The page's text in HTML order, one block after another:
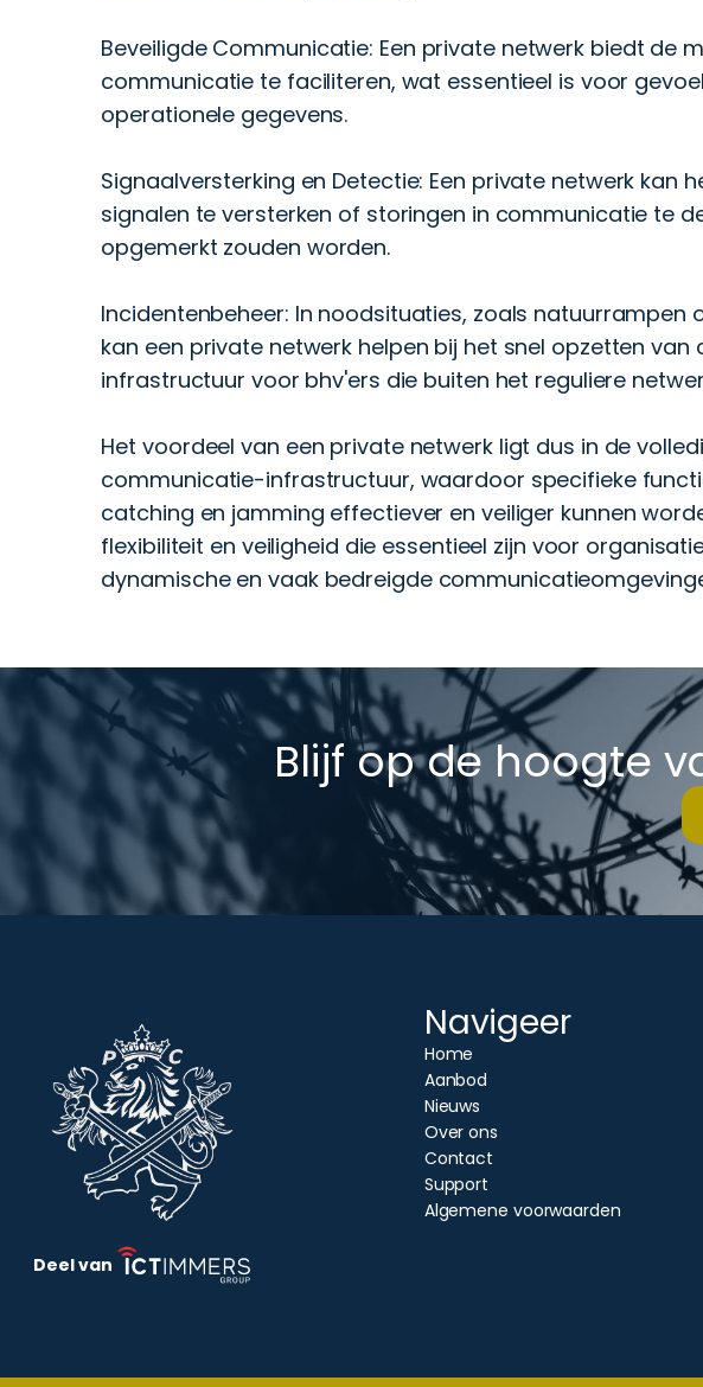
Beveiligde Communicatie: Een private netwerk biedt de
communicatie te faciliteren, wat essentieel is voor
operationele gegevens.
Signaalversterking en Detectie: Een private netwerk kan
signalen te versterken of storingen in communicatie te
opgemerkt zouden worden.
Incidentenbeheer: In noodsituaties, zoals natuurrampen
kan een private netwerk helpen bij het snel opzetten
infrastructuur voor bhv'ers die buiten het reguliere
Het voordeel van een private netwerk ligt dus in de
communicatie-infrastructuur, waardoor specifieke
catching en jamming effectiever en veiliger kunnen
flexibiliteit en veiligheid die essentieel zijn voor
dynamische en vaak bedreigde
Blijf op de hoogte
Deel van
Navigeer
Home
Aanbod
Nieuws
Over ons
Contact
Support
Algemene voorwaarden